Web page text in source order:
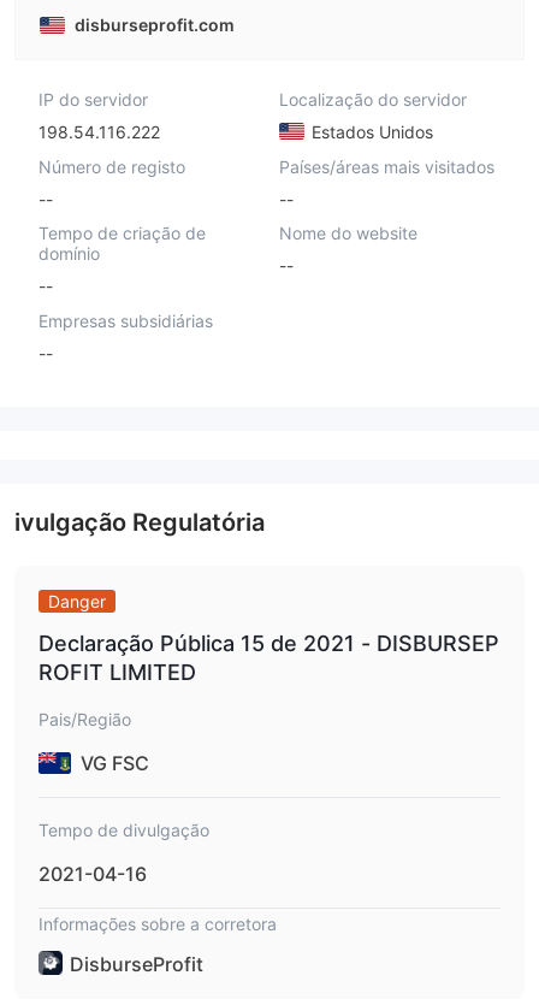
disburseprofit.com
IP do servidor
198.54.116.222
Localização do servidor
Estados Unidos
Número de registo
--
Países/áreas mais visitados
--
Tempo de criação de
domínio
--
Nome do website
--
Empresas subsidiárias
--
ivulgação Regulatória
Danger
Declaração Pública 15 de 2021 - DISBURSEP
ROFIT LIMITED
Pais/Região
VG FSC
Tempo de divulgação
2021-04-16
Informações sobre a corretora
DisburseProfit